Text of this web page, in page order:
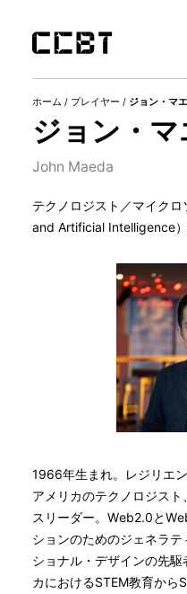
ホーム / プレイヤー / ジョン・マ
ジョン・
John Maeda
テクノロジスト／マイク
and Artificial Intelligence
1966年生まれ。レジリエ
アメリカのテクノロジス
スリーダー。Web2.0と
ションのためのジェネラ
ショナル・デザインの先
カにおけるSTEM教育から